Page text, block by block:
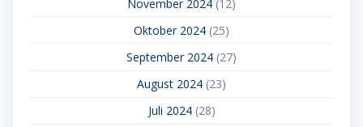
November 2024 (12)
Oktober 2024 (25)
September 2024 (27)
August 2024 (23)
Juli 2024(28)